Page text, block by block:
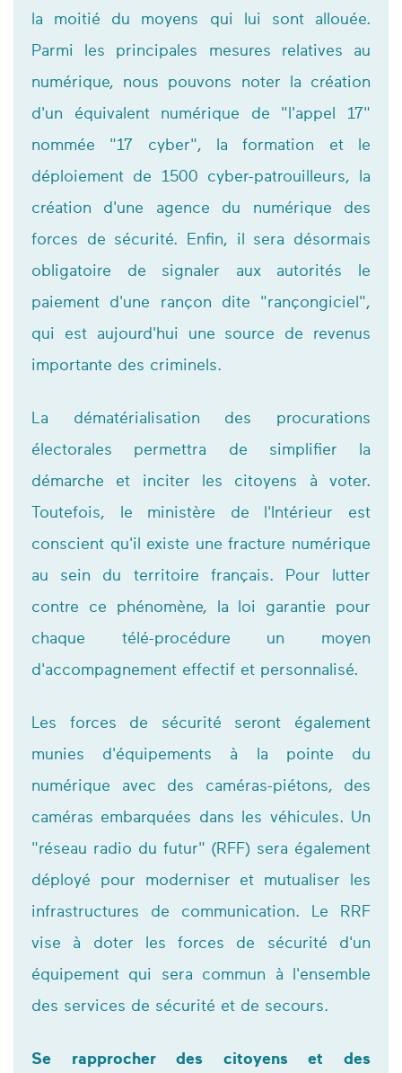
la moitié du moyens qui lui sont allouée.
Parmi les principales mesures relatives au
numérique, nous pouvons noter la création
d'un équivalent numérique de "l'appel 17"
nommée "17 cyber", la formation et le
déploiement de 1500 cyber-patrouilleurs, la
création d'une agence du numérique des
forces de sécurité. Enfin, il sera désormais
obligatoire de signaler aux autorités le
paiement d'une rançon dite "rançongiciel",
qui est aujourd'hui une source de revenus
importante des criminels.
La dématérialisation des procurations
électorales permettra de simplifier la
démarche et inciter les citoyens à voter.
Toutefois, le ministère de l'Intérieur est
conscient qu'il existe une fracture numérique
au sein du territoire français. Pour lutter
contre ce phénomène, la loi garantie pour
chaque télé-procédure un moyen
d'accompagnement effectif et personnalisé.
Les forces de sécurité seront également
munies d'équipements à la pointe du
numérique avec des caméras-piétons, des
caméras embarquées dans les véhicules. Un
"réseau radio du futur" (RFF) sera également
déployé pour moderniser et mutualiser les
infrastructures de communication. Le RRF
vise à doter les forces de sécurité d'un
équipement qui sera commun à l'ensemble
des services de sécurité et de secours.
Se rapprocher des citoyens et des